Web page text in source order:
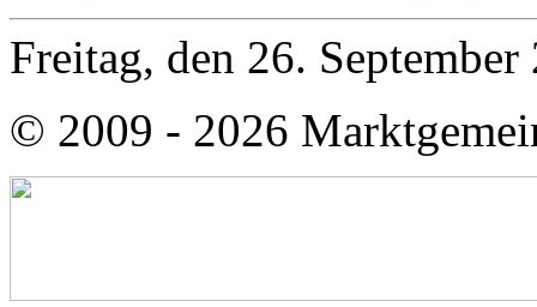
Freitag, den 26.
© 2009 - 2026